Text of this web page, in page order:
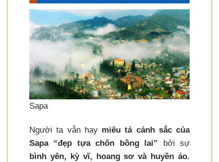
Sapa
Người ta vẫn hay miêu tả cảnh sắc của
Sapa “đẹp tựa chốn bồng lai” bởi sự
bình yên, kỳ vĩ, hoang sơ và huyền ảo.